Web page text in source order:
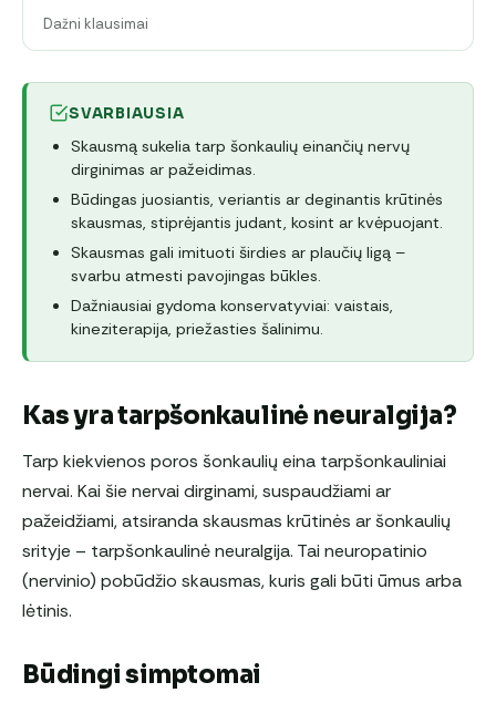
Dažni klausimai
SVARBIAUSIA
Skausmą sukelia tarp šonkaulių einančių nervų
dirginimas ar pažeidimas.
Būdingas juosiantis, veriantis ar deginantis krūtinės
skausmas, stiprėjantis judant, kosint ar kvėpuojant.
Skausmas gali imituoti širdies ar plaučių ligą –
svarbu atmesti pavojingas būkles.
Dažniausiai gydoma konservatyviai: vaistais,
kineziterapija, priežasties šalinimu.
Kas yra tarpšonkaulinė neuralgija?
Tarp kiekvienos poros šonkaulių eina tarpšonkauliniai
nervai. Kai šie nervai dirginami, suspaudžiami ar
pažeidžiami, atsiranda skausmas krūtinės ar šonkaulių
srityje – tarpšonkaulinė neuralgija. Tai neuropatinio
(nervinio) pobūdžio skausmas, kuris gali būti ūmus arba
lėtinis.
Būdingi simptomai